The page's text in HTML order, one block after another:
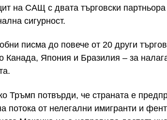
на САЩ с двата търговски партньора
сигурност.
писма до повече от 20 други
Япония и Бразилия – за
Тръмп потвърди, че страната е
потока от нелегални имигранти и